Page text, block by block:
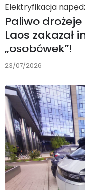
Elektryfikacja
Paliwo
Laos zakazał
„osobówek”!
23/07/2026